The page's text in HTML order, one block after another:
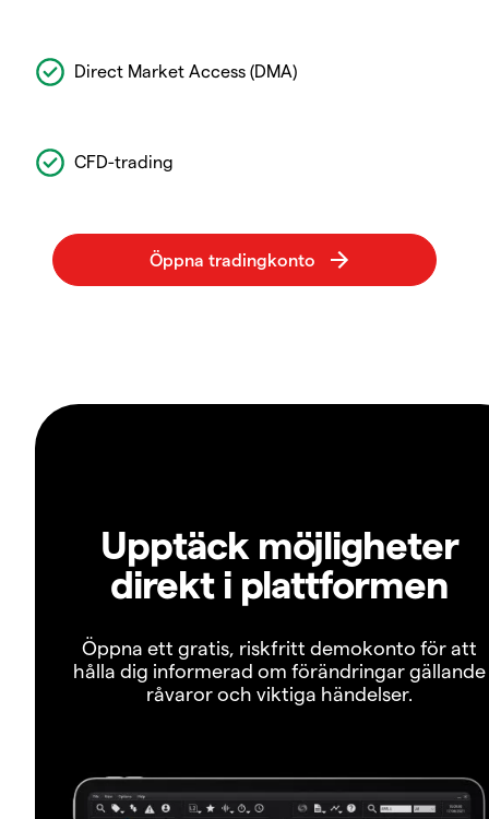
Direct Market Access (DMA)
CFD-trading
Upptäck möjligheter
direkt i plattformen
Öppna ett gratis, riskfritt demokonto för att
hålla dig informerad om förändringar gällande
råvaror och viktiga händelser.